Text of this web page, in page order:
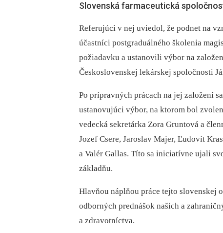
Slovenská farmaceutická
Referujúci v nej uviedol, že podnet na
účastníci postgraduálného školenia
požiadavku a ustanovili výbor na
Československej lekárskej spoločnosti
Po prípravných prácach na jej založení
ustanovujúci výbor, na ktorom bol
vedecká sekretárka Zora Gruntová a
Jozef Csere, Jaroslav Majer, Ľudovít
a Valér Gallas. Títo sa iniciatívne ujali
základňu.
Hlavňou náplňou práce tejto slovenskej
odborných prednášok našich a
a zdravotníctva.